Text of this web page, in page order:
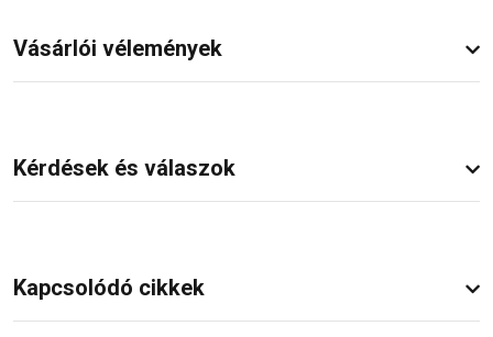
Vásárlói vélemények
Kérdések és válaszok
Kapcsolódó cikkek